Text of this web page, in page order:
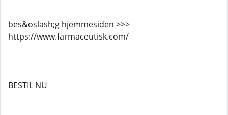
bes&oslash;g hjemmesiden >>>
https://www.farmaceutisk.com/
BESTIL NU